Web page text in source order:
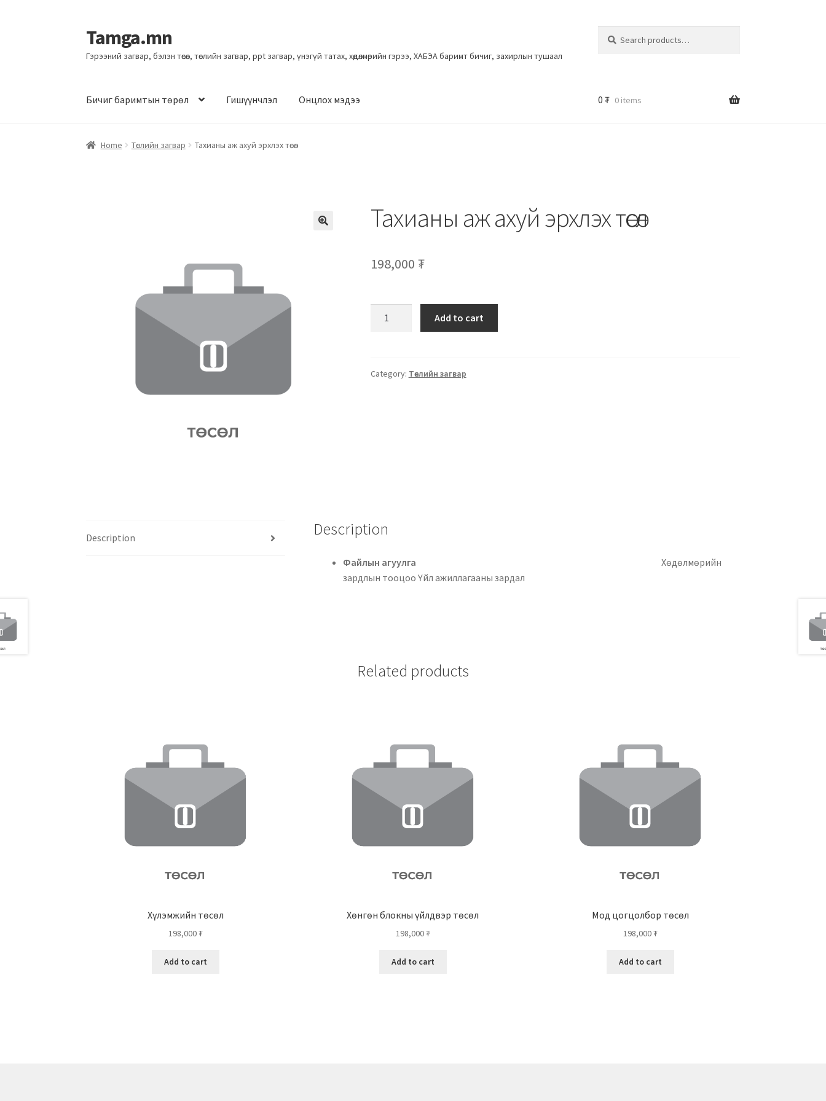
Tamga.mn
Гэрээний загвар, бэлэн төсөл, төслийн загвар, ppt загвар, үнэгүй татах, хөдөлмөрийн гэрээ, ХАБЭА баримт бичиг, захирлын тушаал
Бичиг баримтын төрөл Гишүүнчлэл Онцлох мэдээ 0 ₮ 0 items
Home Төслийн загвар Тахианы аж ахуй эрхлэх төсөл
Тахианы аж ахуй эрхлэх төсөл
198,000 ₮
Add to cart
Category: Төслийн загвар
Description Description
Файлын агуулгаХөдөлмөрийн
зардлын тооцоо Үйл ажиллагааны зардал
Related products
Хүлэмжийн төсөл
198,000₮
Add to cart
Хөнгөн блокны үйлдвэр төсөл
198,000₮
Add to cart
Мод цогцолбор төсөл
198,000₮
Add to cart